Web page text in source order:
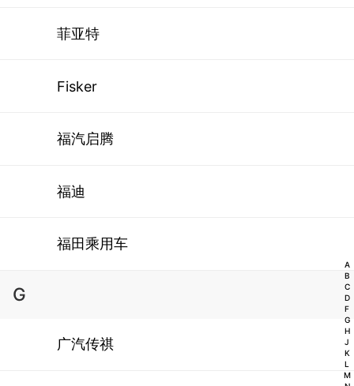
A
B
C
D
F
G
H
J
K
L
M
菲亚特
Fisker
福汽启腾
福迪
福田乘用车
G
广汽传祺